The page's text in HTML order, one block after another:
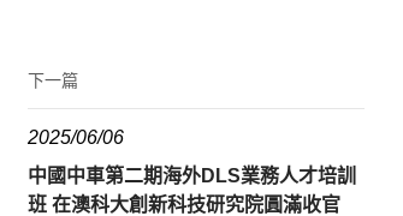
下一篇
2025/06/06
中國中車第二期海外DLS業務人才培訓
班 在澳科大創新科技研究院圓滿收官